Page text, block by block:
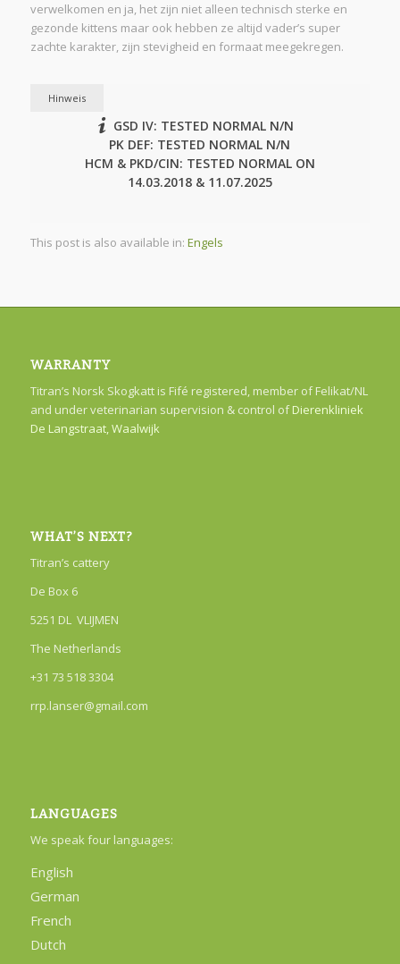
verwelkomen en ja, het zijn niet alleen technisch sterke en
gezonde kittens maar ook hebben ze altijd vader’s super
zachte karakter, zijn stevigheid en formaat meegekregen.
Hinweis
GSD IV: TESTED NORMAL N/N
PK DEF: TESTED NORMAL N/N
HCM & PKD/CIN: TESTED NORMAL ON
14.03.2018 & 11.07.2025
This post is also available in: Engels
WARRANTY
Titran’s Norsk Skogkatt is Fifé registered, member of Felikat/NL
and under veterinarian supervision & control ofDierenkliniek
De Langstraat, Waalwijk
WHAT’S NEXT?
Titran’s cattery
De Box 6
5251 DL VLIJMEN
The Netherlands
+31 73 518 3304
rrp.lanser@gmail.com
LANGUAGES
We speak four languages:
English
German
French
Dutch